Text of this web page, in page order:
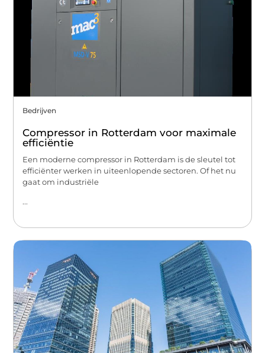
Bedrijven
Compressor in Rotterdam voor maximale
efficiëntie
Een moderne compressor in Rotterdam is de sleutel tot
efficiënter werken in uiteenlopende sectoren. Of het nu
gaat om industriële
...